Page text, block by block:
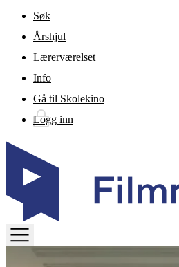
Gå til hovedinnhold
Søk
Årshjul
Lærerværelset
Info
Gå til Skolekino
Logg inn